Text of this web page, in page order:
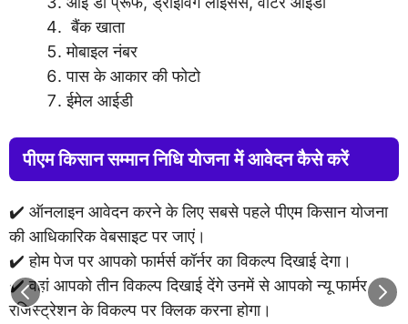
बैंक खाता
मोबाइल नंबर
पास के आकार की फोटो
ईमेल आईडी
पीएम किसान सम्मान निधि योजना में आवेदन कैसे करें
✔️ ऑनलाइन आवेदन करने के लिए सबसे पहले पीएम किसान योजना
की आधिकारिक वेबसाइट पर जाएं।
✔️ होम पेज पर आपको फार्मर्स कॉर्नर का विकल्प दिखाई देगा।
✔️ वहां आपको तीन विकल्प दिखाई देंगे उनमें से आपको न्यू फार्मर
रजिस्ट्रेशन के विकल्प पर क्लिक करना होगा।